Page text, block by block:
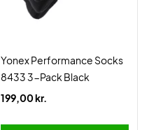
Yonex Performance Socks
8433 3-Pack Black
199,00 kr.